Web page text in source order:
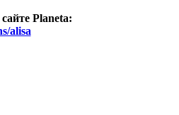
Planeta:
alisa